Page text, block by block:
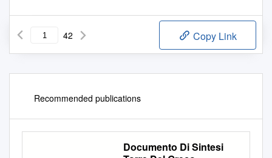
42 Copy Link
Recommended publications
Documento Di Sintesi